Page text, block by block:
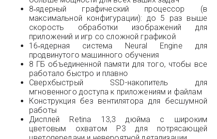
8‑ядерный графический процессор (в
максимальной конфигурации): до 5 раз выше
скорость обработки изображений для
приложений и игр со сложной графикой
16‑ядерная система Neural Engine для
продвинутого машинного обучения
8 ГБ объединенной памяти для того, чтобы все
работало быстро и плавно
Сверхбыстрый SSD-накопитель для
мгновенного доступа к приложениям и файлам
Конструкция без вентилятора для бесшумной
работы
Дисплей Retina 13,3 дюйма с широким
цветовым охватом P3 для потрясающей